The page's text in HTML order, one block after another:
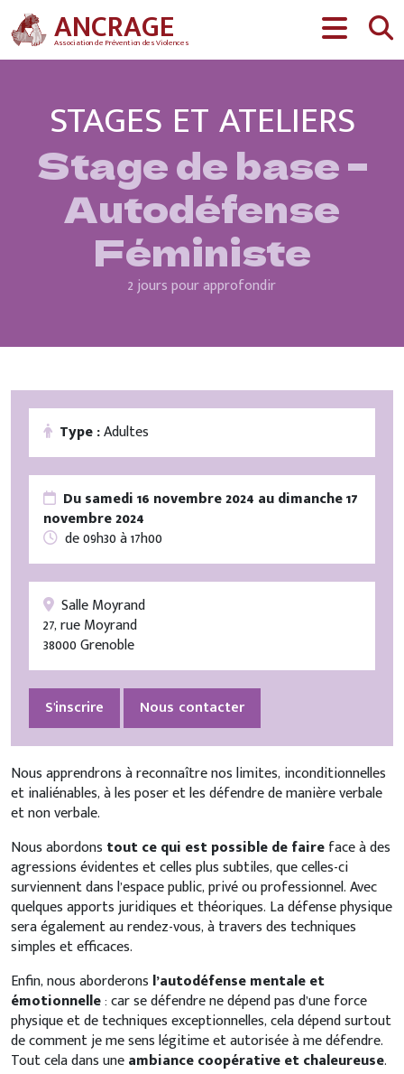
Aller au contenuANCRAGE
Association de Prévention des Violences
STAGES ET ATELIERS
Stage de base –
Autodéfense
Féministe
2 jours pour approfondir
Type :Adultes
Du samedi 16 novembre 2024 au dimanche 17
novembre 2024
de 09h30 à 17h00
Salle Moyrand
27, rue Moyrand
38000 Grenoble
S'inscrire Nous contacter
Nous apprendrons à reconnaître nos limites, inconditionnelles
et inaliénables, à les poser et les défendre de manière verbale
et non verbale.
Nous abordons tout ce qui est possible de faireface à des
agressions évidentes et celles plus subtiles, que celles-ci
surviennent dans l’espace public, privé ou professionnel. Avec
quelques apports juridiques et théoriques. La défense physique
sera également au rendez-vous, à travers des techniques
simples et efficaces.
Enfin, nous aborderons l’autodéfense mentale et
émotionnelle: car se défendre ne dépend pas d’une force
physique et de techniques exceptionnelles, cela dépend surtout
de comment je me sens légitime et autorisée à me défendre.
Tout cela dans uneambiance coopérative et chaleureuse.